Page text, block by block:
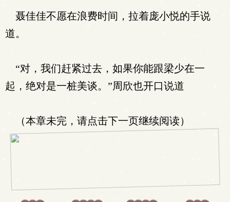
聂佳佳不愿在浪费时间，拉着庞小悦的手说
道。
“对，我们赶紧过去，如果你能跟梁少在一
起，绝对是一桩美谈。”周欣也开口说道
（本章未完，请点击下一页继续阅读）